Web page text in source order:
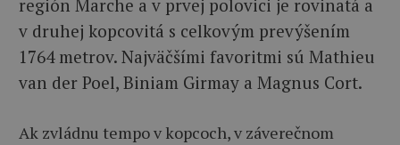
región Marche a v prvej polovici je rovinatá a
v druhej kopcovitá s celkovým prevýšením
1764 metrov. Najväčšími favoritmi sú Mathieu
van der Poel, Biniam Girmay a Magnus Cort.
Ak zvládnu tempo v kopcoch, v záverečnom